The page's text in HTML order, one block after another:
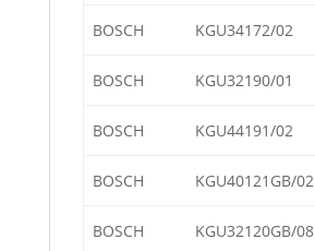
BOSCH KGU34172/02
BOSCH KGU32190/01
BOSCH KGU44191/02
BOSCH KGU40121GB/02
BOSCH KGU32120GB/08